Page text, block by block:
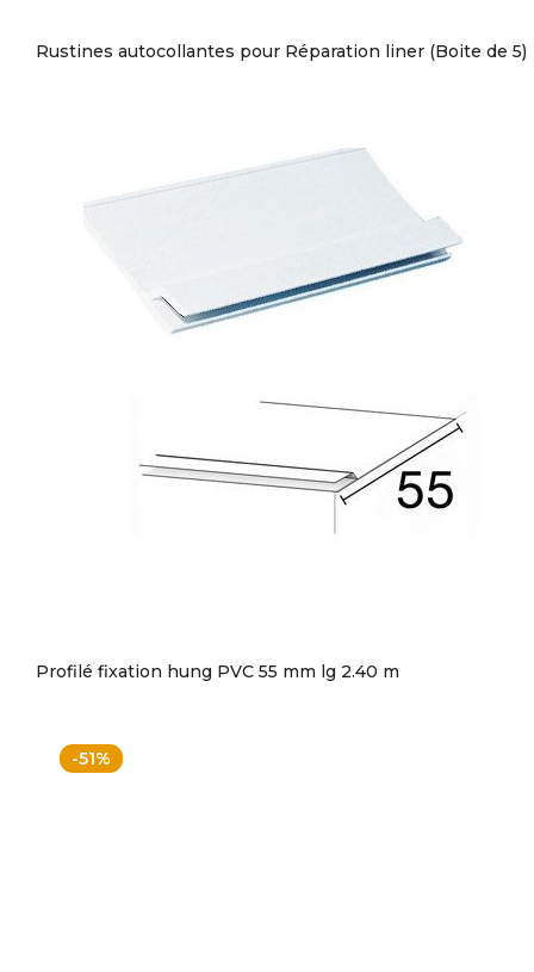
Rustines autocollantes pour Réparation liner (Boite de 5)
Profilé fixation hung PVC 55 mm lg 2.40 m
-51%